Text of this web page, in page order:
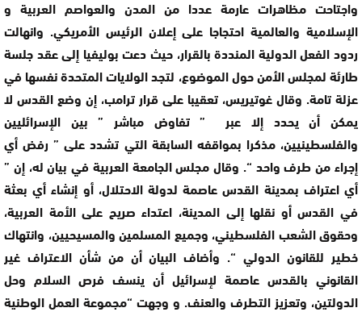
واجتاحت مظاهرات عارمة عددا من المدن والعواصم العربية و
الإسلامية والعالمية احتجاجا على إعلان الرئيس الأمريكي. وانهالت
ردود الفعل الدولية المنددة بالقرار، حيث دعت بوليفيا إلى عقد جلسة
طارئة لمجلس الأمن حول الموضوع، لتجد الولايات المتحدة نفسها في
عزلة تامة. وقال غوتيريس، تعقيبا على قرار ترامب، إن وضع القدس لا
يمكن أن يحدد إلا عبر ” تفاوض مباشر ” بين الإسرائليين
والفلسطينيين، مذكرا بمواقفه السابقة التي تشدد على ” رفض أي
إجراء من طرف واحد “. وقال مجلس الجامعة العربية في بيان له، إن ”
أي اعتراف بمدينة القدس عاصمة لدولة الاحتلال، أو إنشاء أي بعثة
في القدس أو نقلها إلى المدينة، اعتداء صريح على الأمة العربية،
وحقوق الشعب الفلسطيني، وجميع المسلمين والمسيحيين، وانتهاك
خطير للقانون الدولي “. وأضاف البيان أن من شأن الاعتراف غير
القانوني بالقدس عاصمة لإسرائيل أن ينسف فرص السلام وحل
الدولتين، وتعزيز التطرف والعنف. و وجهت “مجموعة العمل الوطنية